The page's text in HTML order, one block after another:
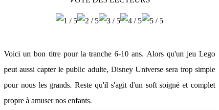
Voici un bon titre pour la tranche 6-10 ans. Alors qu'un jeu Lego
peut aussi capter le public adulte, Disney Universe sera trop simple
pour nous les grands. Reste qu'il s'agit d'un soft soigné et complet
propre à amuser nos enfants.